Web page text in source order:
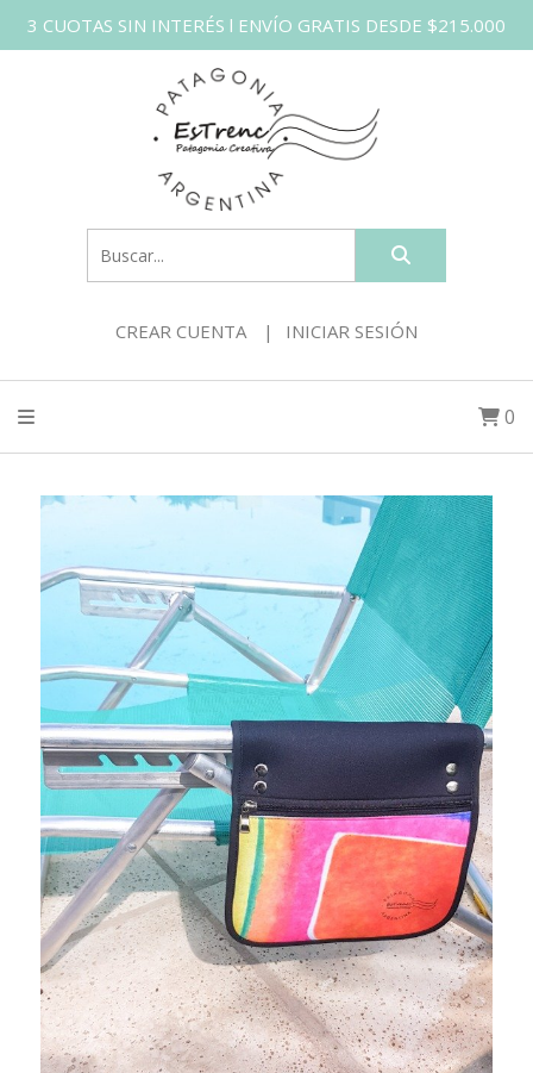
3 CUOTAS SIN INTERÉS l ENVÍO GRATIS DESDE $215.000
CREAR CUENTA INICIAR SESIÓN
0